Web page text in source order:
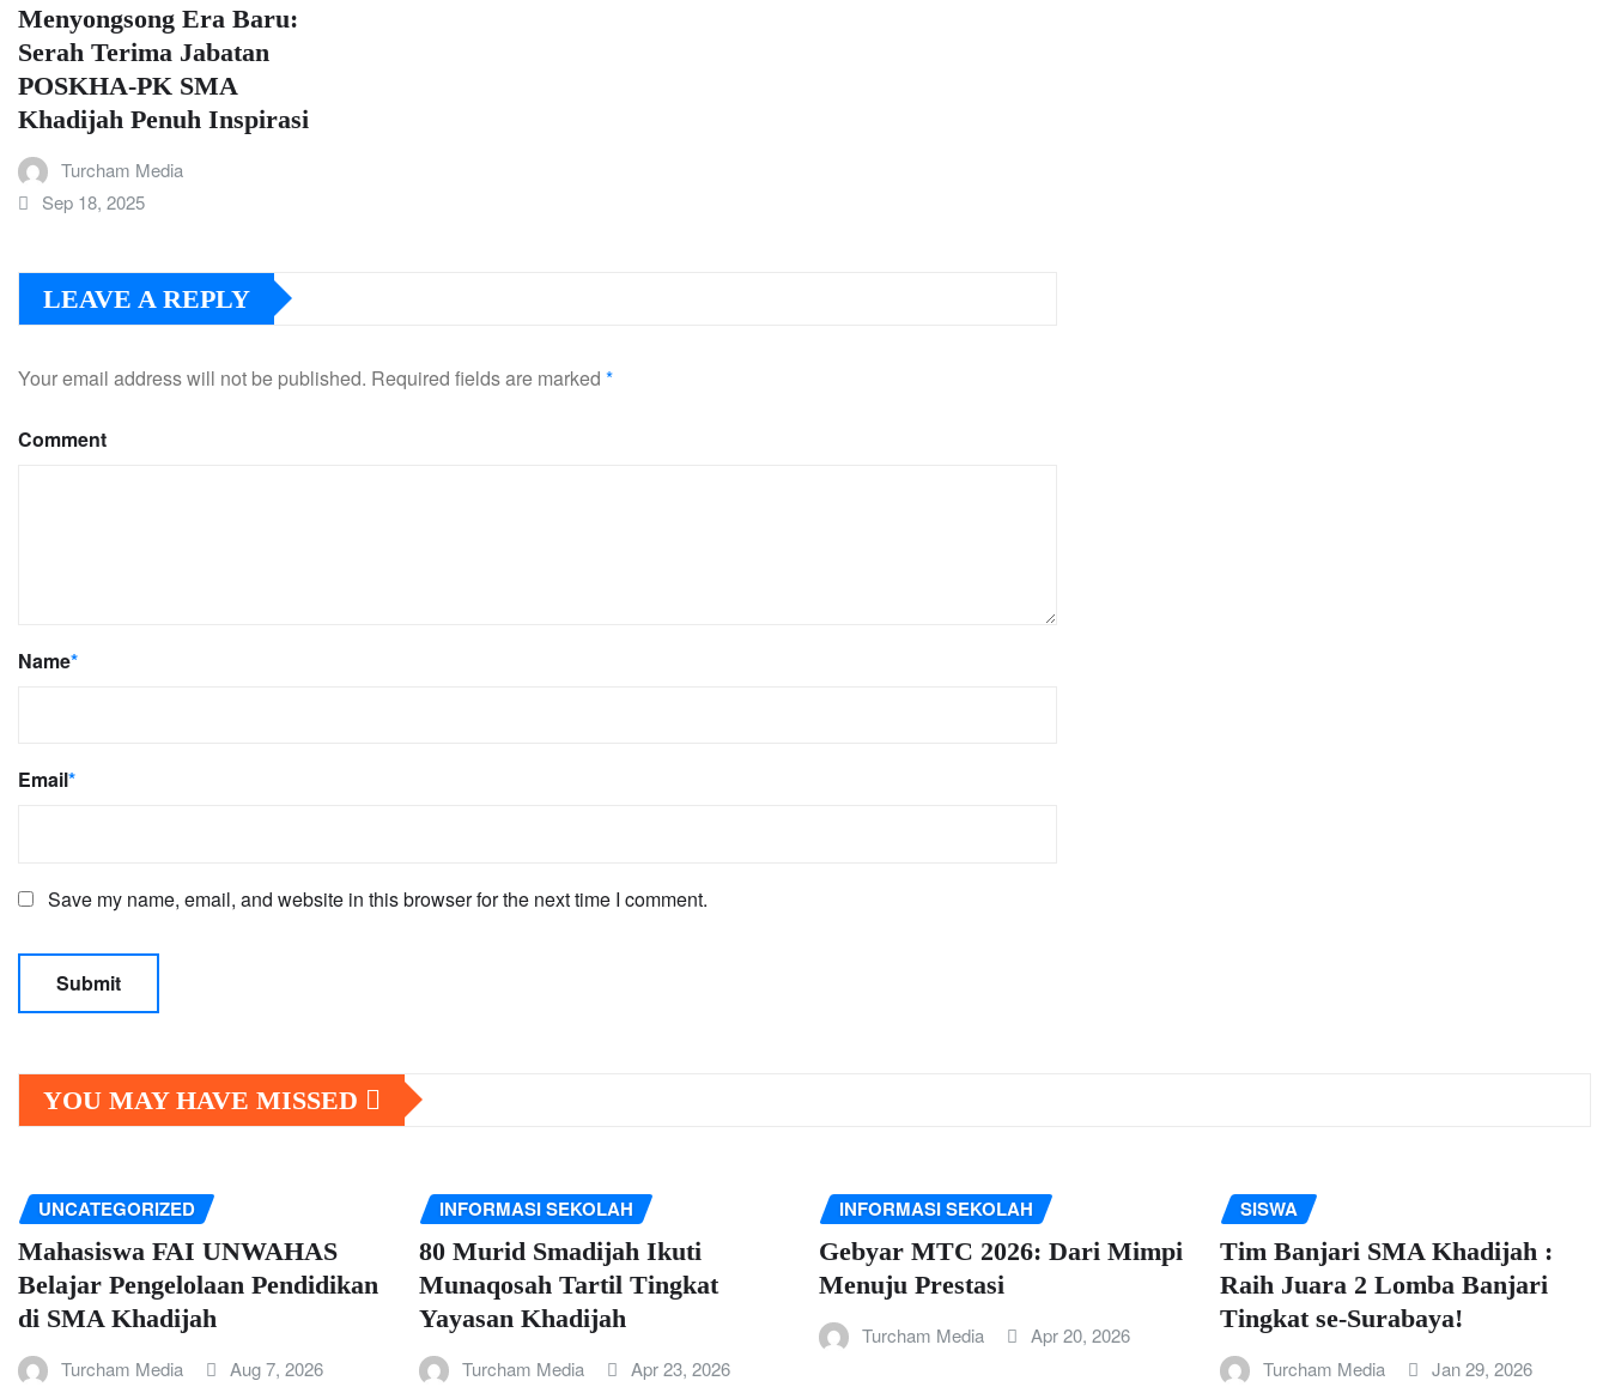
Menyongsong Era Baru:
Serah Terima Jabatan
POSKHA-PK SMA
Khadijah Penuh Inspirasi
Turcham Media
Sep 18, 2025
LEAVE A REPLY
Your email address will not be published. Required fields are marked *
Comment
Name*
Email*
Save my name, email, and website in this browser for the next time I comment.
YOU MAY HAVE MISSED
UNCATEGORIZED
Mahasiswa FAI UNWAHAS
Belajar Pengelolaan Pendidikan
di SMA Khadijah
Turcham Media Aug 7, 2026
INFORMASI SEKOLAH
80 Murid Smadijah Ikuti
Munaqosah Tartil Tingkat
Yayasan Khadijah
Turcham Media Apr 23, 2026
INFORMASI SEKOLAH
Gebyar MTC 2026: Dari Mimpi
Menuju Prestasi
Turcham Media Apr 20, 2026
SISWA
Tim Banjari SMA Khadijah :
Raih Juara 2 Lomba Banjari
Tingkat se-Surabaya!
Turcham Media Jan 29, 2026